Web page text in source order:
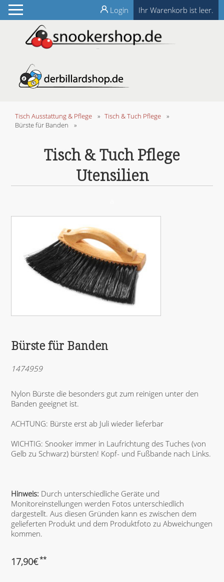
Ihr Warenkorb ist leer.
Login
Tisch Ausstattung & Pflege » Tisch & Tuch Pflege
»
Bürste für Banden
»
Tisch & Tuch Pflege
Utensilien
Bürste für Banden
1474959
Nylon Bürste die besonders gut zum reinigen unter den
Banden geeignet ist.
ACHTUNG: Bürste erst ab Juli wieder lieferbar
WICHTIG: Snooker immer in Laufrichtung des Tuches (von
Gelb zu Schwarz) bürsten! Kopf- und Fußbande nach Links.
Hinweis: Durch unterschiedliche Geräte und
Monitoreinstellungen werden Fotos unterschiedlich
dargestellt. Aus diesen Gründen kann es zwischen dem
gelieferten Produkt und dem Produktfoto zu Abweichungen
kommen.
17,90€**